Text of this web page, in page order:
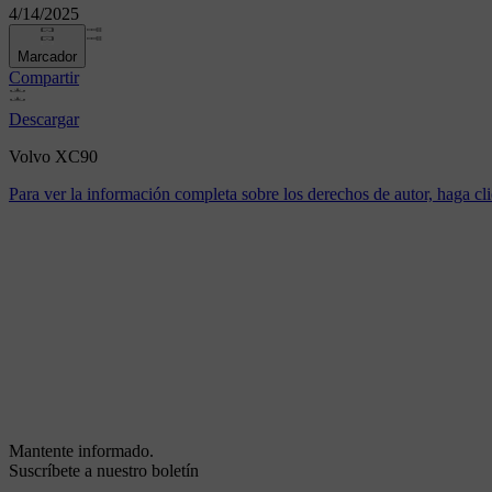
4/14/2025
Marcador
Compartir
Descargar
Volvo XC90
Para ver la información completa sobre los derechos de autor, haga